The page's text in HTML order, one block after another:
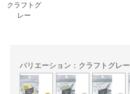
クラフトグ
レー
バリエーション：クラフトグレー